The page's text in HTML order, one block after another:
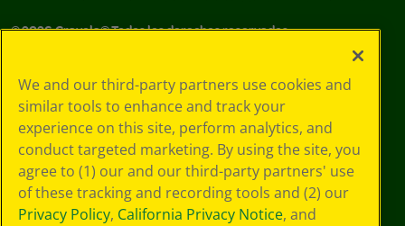
©2026Crayola® Todos los derechos reservados.
de privacidad
Política de
privacidad
Términos de SMS
GDPR
Aviso de
privacidad de CA
Cookie
We and our third-party partners use cookies and
similar tools to enhance and track your
experience on this site, perform analytics, and
conduct targeted marketing. By using the site, you
agree to (1) our and our third-party partners' use
of these tracking and recording tools and (2) our
Privacy Policy, California Privacy Notice, and